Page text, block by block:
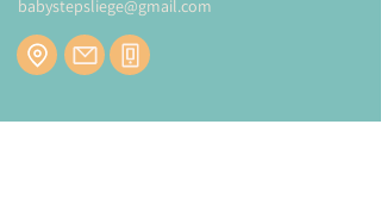
Modes et tarifs de livraison :
babystepsliege@gmail.com